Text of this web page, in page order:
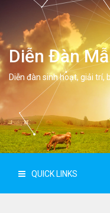
Diễn Đàn
Diễn đàn sinh hoạt, giải trí,
QUICK LINKS